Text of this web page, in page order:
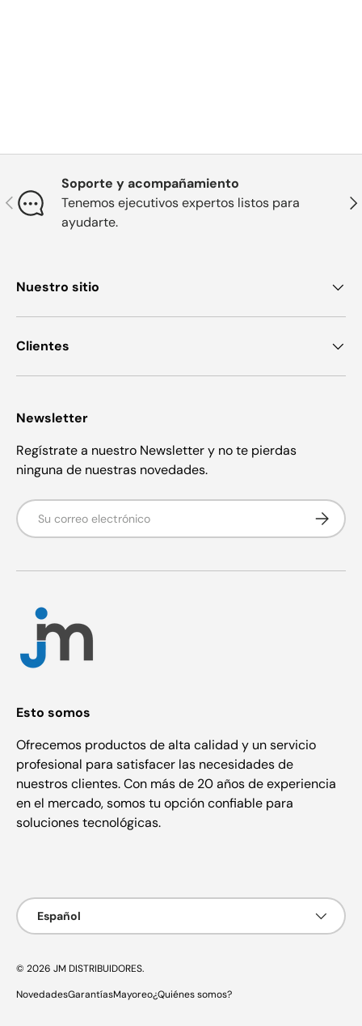
Anterior
Soporte y acompañamiento
Tenemos ejecutivos expertos listos para
ayudarte.
Nuestro sitio
Clientes
Newsletter
Regístrate a nuestro Newsletter y no te pierdas
ninguna de nuestras novedades.
Correo electrónico
Esto somos
Ofrecemos productos de alta calidad y un servicio
profesional para satisfacer las necesidades de
nuestros clientes. Con más de 20 años de experiencia
en el mercado, somos tu opción confiable para
soluciones tecnológicas.
Idioma
Español
© 2026 JM DISTRIBUIDORES.
NovedadesGarantíasMayoreo¿Quiénes somos?